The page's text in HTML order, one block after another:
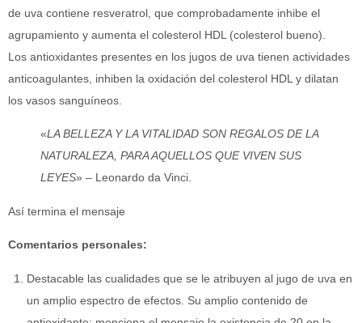
de uva contiene resveratrol, que comprobadamente inhibe el
agrupamiento y aumenta el colesterol HDL (colesterol bueno).
Los antioxidantes presentes en los jugos de uva tienen actividades
anticoagulantes, inhiben la oxidación del colesterol HDL y dilatan
los vasos sanguíneos.
«LA BELLEZA Y LA VITALIDAD SON REGALOS DE LA
NATURALEZA, PARA AQUELLOS QUE VIVEN SUS
LEYES» – Leonardo da Vinci.
Así termina el mensaje
Comentarios personales:
Destacable las cualidades que se le atribuyen al jugo de uva en
un amplio espectro de efectos. Su amplio contenido de